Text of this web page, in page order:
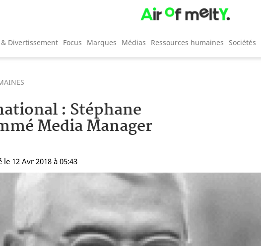
Divertissement Focus Marques Médias Ressources humaines Sociétés
: Stéphane
Media Manager
le 12 Avr 2018 à 05:43